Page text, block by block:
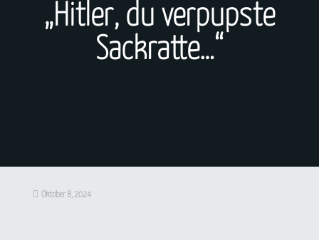
„Hitler, du verpupste
Sackratte…“
Oktober 8, 2024